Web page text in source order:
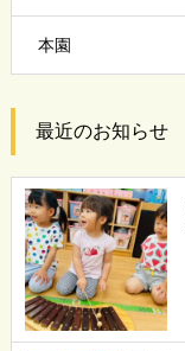
本園
最近のお知らせ